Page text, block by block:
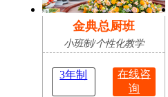
金典总厨班
小班制/个性化教学
3年制
在线咨
询